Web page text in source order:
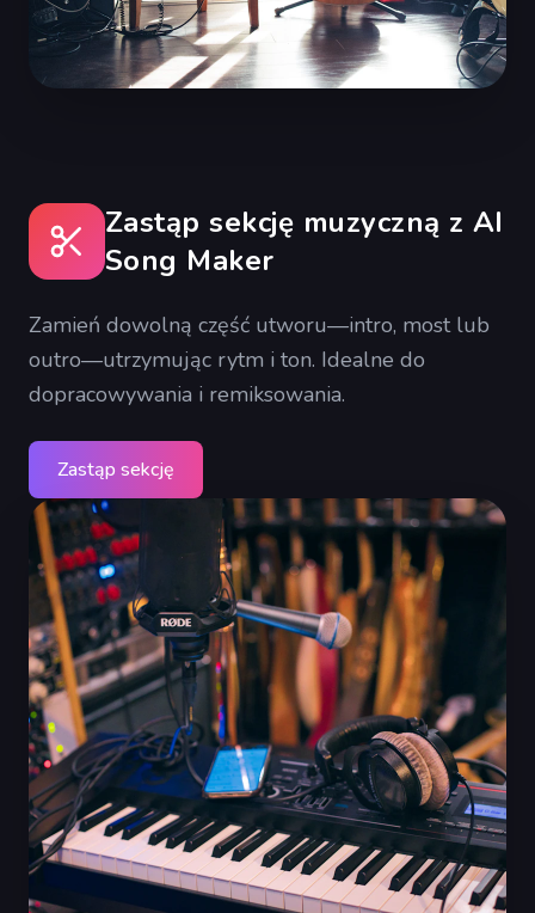
Zastąp sekcję muzyczną z AI
Song Maker
Zamień dowolną część utworu—intro, most lub
outro—utrzymując rytm i ton. Idealne do
dopracowywania i remiksowania.
Zastąp sekcję